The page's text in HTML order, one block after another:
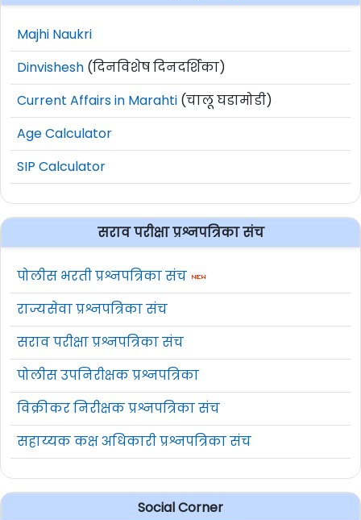
Majhi Naukri
Dinvishesh (दिनविशेष दिनदर्शिका)
Current Affairs in Marahti (चालू घडामोडी)
Age Calculator
SIP Calculator
सराव परीक्षा प्रश्नपत्रिका संच
पोलीस भरती प्रश्नपत्रिका संच
राज्यसेवा प्रश्नपत्रिका संच
सराव परीक्षा प्रश्नपत्रिका संच
पोलीस उपनिरीक्षक प्रश्नपत्रिका
विक्रीकर निरीक्षक प्रश्नपत्रिका संच
सहाय्यक कक्ष अधिकारी प्रश्नपत्रिका संच
Social Corner